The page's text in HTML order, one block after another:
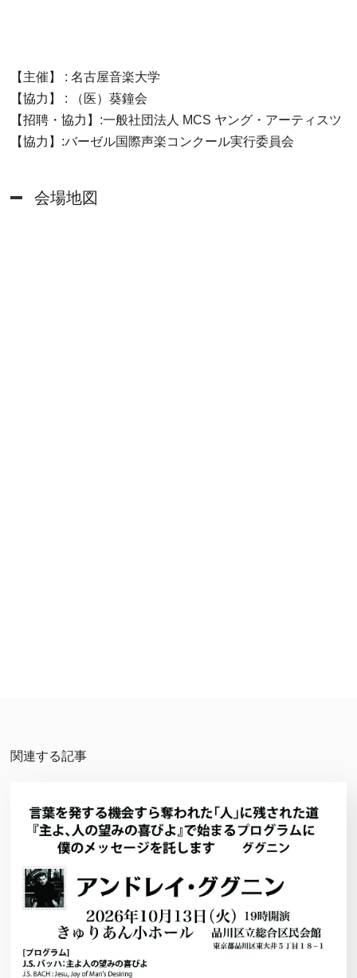
【主催】 : 名古屋音楽大学
【協力】 : （医）葵鐘会
【招聘・協力】:一般社団法人 MCS ヤング・アーティスツ
【協力】:バーゼル国際声楽コンクール実行委員会
会場地図
関連する記事